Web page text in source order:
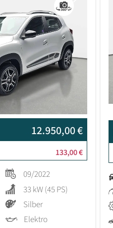
12.950,00 €
133,00 €
09/2022
33 kW (45 PS)
Silber
Elektro